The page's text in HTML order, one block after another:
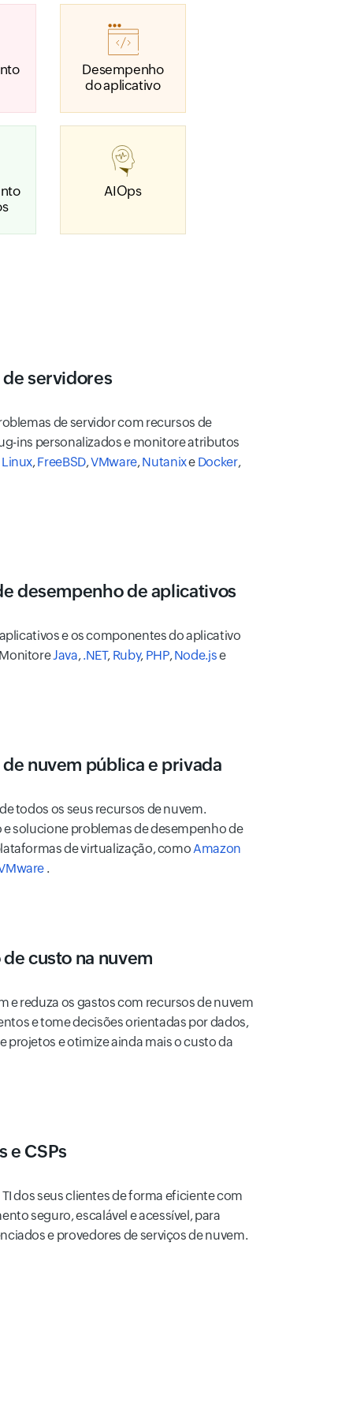
Desempenho
do aplicativo
AIOps
servidores
de servidor com recursos de
ins personalizados e monitore atributos
Linux,FreeBSD,VMware,Nutanixe Docker,
desempenho de aplicativos
e os componentes do aplicativo
Java,.NET, Ruby, PHP,Node.jse
nuvem pública e privada
todos os seus recursos de nuvem.
solucione problemas de desempenho de
de virtualização, comoAmazon
.
custo na nuvem
e reduza os gastos com recursos de nuvem
e tome decisões orientadas por dados,
projetos e otimize ainda mais o custo da
e CSPs
dos seus clientes de forma eficiente com
seguro, escalável e acessível, para
e provedores de serviços de nuvem.